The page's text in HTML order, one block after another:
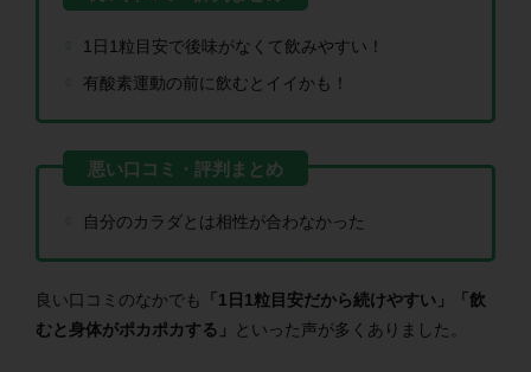
1日1粒目安で後味がなくて飲みやすい！
有酸素運動の前に飲むとイイかも！
自分のカラダとは相性が合わなかった
良い口コミのなかでも
「1日1粒目安だから続けやすい」「飲
むと身体がポカポカする」
といった声が多くありました。